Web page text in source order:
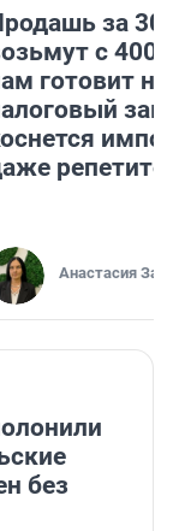
за
с
готовит
Анастасия
без